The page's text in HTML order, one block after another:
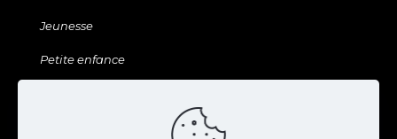
Jeunesse
Petite enfance